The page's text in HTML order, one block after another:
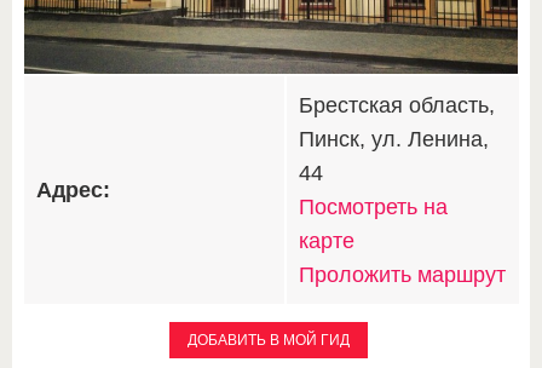
Адрес:
Брестская область,
Пинск, ул. Ленина,
44
Посмотреть на
карте
Проложить маршрут
ДОБАВИТЬ В МОЙ ГИД